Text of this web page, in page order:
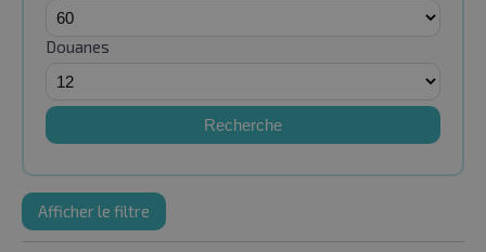
Douanes
Recherche
Afficher le filtre